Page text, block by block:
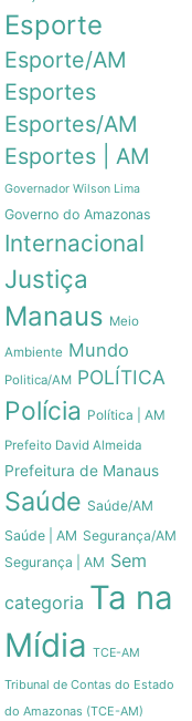
Esporte
Esporte/AM
Esportes
Esportes/AM
Esportes | AM
Governador Wilson Lima
Governo do Amazonas
Internacional
Justiça
Manaus Meio
Ambiente Mundo
Politica/AM POLÍTICA
Polícia Política | AM
Prefeito David Almeida
Prefeitura de Manaus
Saúde Saúde/AM
Saúde | AM Segurança/AM
Segurança | AM Sem
categoria Ta na
Mídia TCE-AM
Tribunal de Contas do Estado
do Amazonas (TCE-AM)